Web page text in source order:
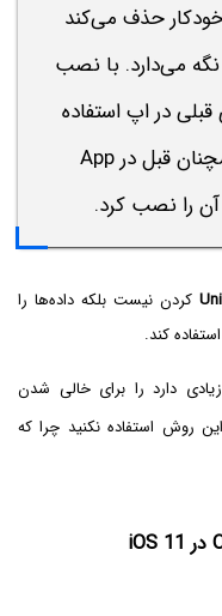
حذف می‌کند
نگه می‌دارد. با نصب
در اپ استفاده
می‌شود البته اگر اپلیکیشن همچنان قبل در App
کردن نیست بلکه داده‌ها را
کند.
دارد را برای خالی شدن
روش استفاده نکنید چرا که